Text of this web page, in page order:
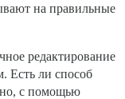
на правильные
редактирование
Есть ли способ
с помощью